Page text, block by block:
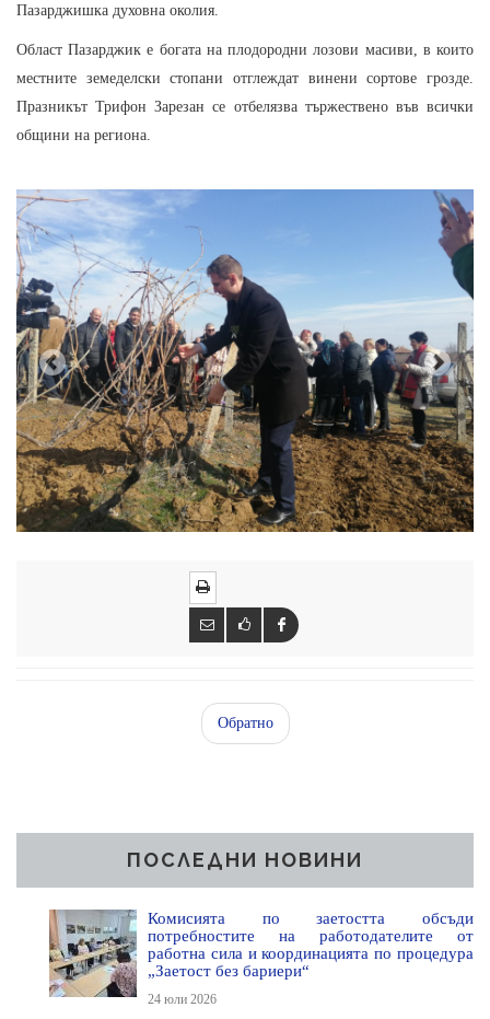
Пазарджишка духовна околия.
Област Пазарджик е богата на плодородни лозови масиви, в които
местните земеделски стопани отглеждат винени сортове грозде.
Празникът Трифон Зарезан се отбелязва тържествено във всички
общини на региона.
Обратно
ПОСЛЕДНИ НОВИНИ
Комисията по заетостта обсъди
потребностите на работодателите от
работна сила и координацията по процедура
„Заетост без бариери“
24 юли 2026